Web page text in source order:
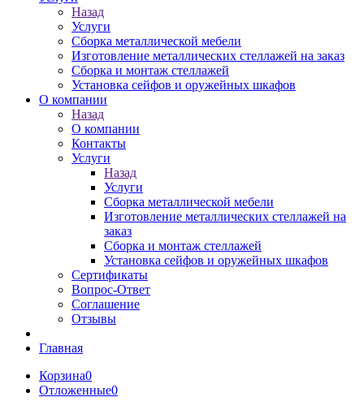
Назад
Услуги
Сборка металлической мебели
Изготовление металлических стеллажей на заказ
Сборка и монтаж стеллажей
Установка сейфов и оружейных шкафов
О компании
Назад
О компании
Контакты
Услуги
Назад
Услуги
Сборка металлической мебели
Изготовление металлических стеллажей на
заказ
Сборка и монтаж стеллажей
Установка сейфов и оружейных шкафов
Сертификаты
Вопрос-Ответ
Соглашение
Отзывы
Главная
Корзина0
Отложенные0